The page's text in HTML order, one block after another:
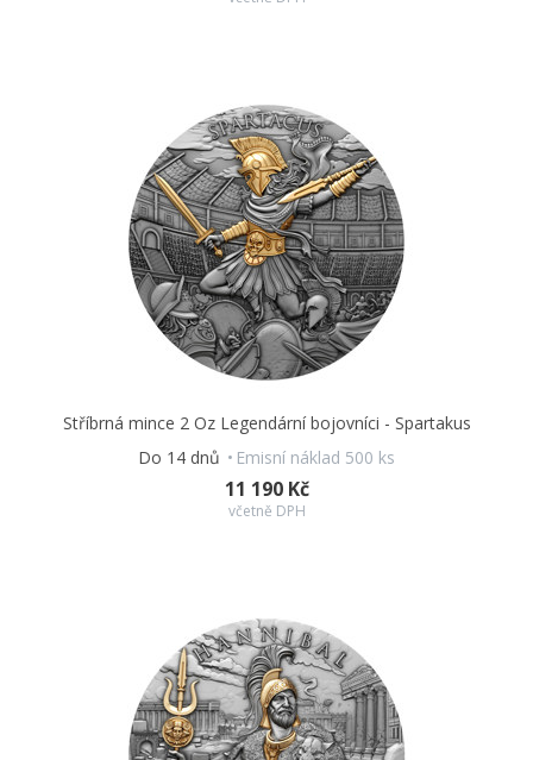
Stříbrná mince 2 Oz Legendární bojovníci - Spartakus
Do 14 dnů
Emisní náklad 500 ks
11 190 Kč
včetně DPH